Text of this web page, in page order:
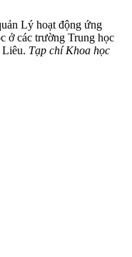
Lý hoạt động ứng
ở các trường Trung học
Liêu. Tạp chí Khoa học